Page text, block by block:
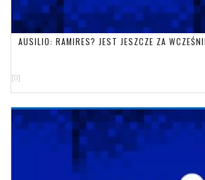
AUSILIO: RAMIRES? JEST JESZCZE ZA
[0]